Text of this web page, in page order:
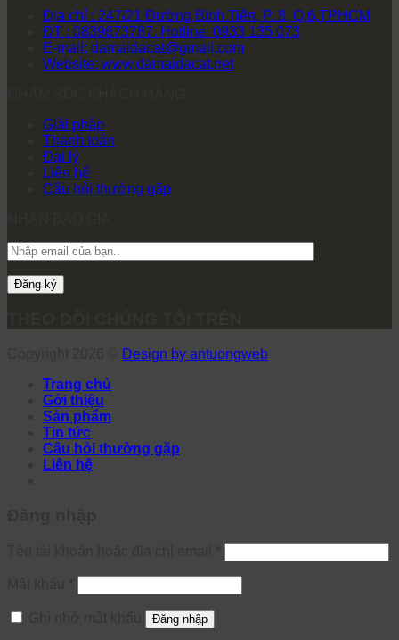
Địa chỉ : 247/21 Đường Bình Tiên, P. 8, Q.6,TPHCM
ĐT : 0839673787. Hotline: 0933 135 073
E-mail: damaidacat@gmail.com
Website: www.damaidacat.net
Giải pháp
Thanh toán
Đại lý
Liên hệ
Câu hỏi thường gặp
Design by antuongweb
Trang chủ
Gới thiệu
Sản phẩm
Tin tức
Câu hỏi thường gặp
Liên hệ
Đăng nhập